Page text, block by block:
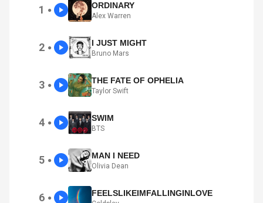
1 ● ORDINARY
Alex Warren
2 ● I JUST MIGHT
Bruno Mars
3 ● THE FATE OF OPHELIA
Taylor Swift
4 ● SWIM
BTS
5 ● MAN I NEED
Olivia Dean
6 ● FEELSLIKEIMFALLINGINLOVE